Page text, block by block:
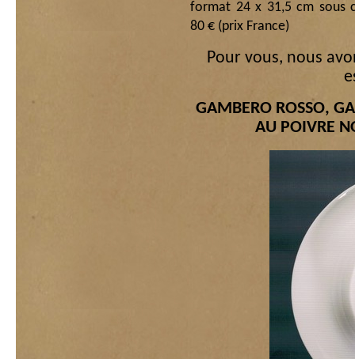
format 24 x 31,5 cm sous
80 € (prix France)
Pour vous, nous
GAMBERO ROSSO,
AU POIVRE